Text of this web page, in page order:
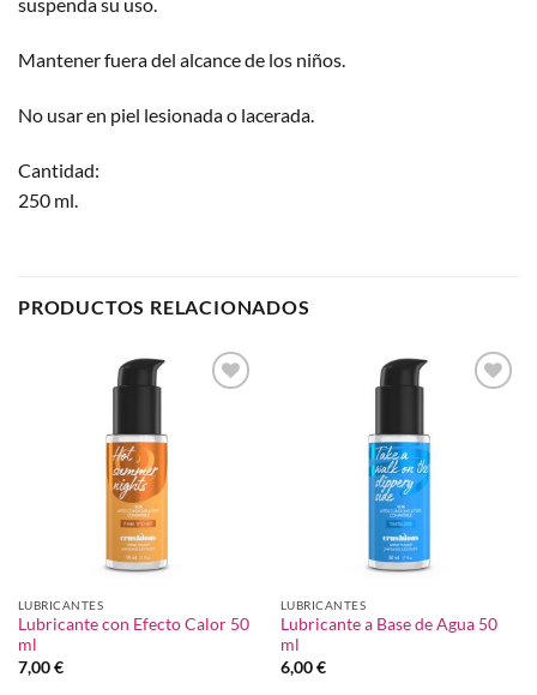
suspenda su uso.
Mantener fuera del alcance de los niños.
No usar en piel lesionada o lacerada.
Cantidad:
250 ml.
PRODUCTOS RELACIONADOS
LUBRICANTES
Lubricante con Efecto Calor 50
ml
7,00€
LUBRICANTES
Lubricante a Base de Agua 50
ml
6,00€